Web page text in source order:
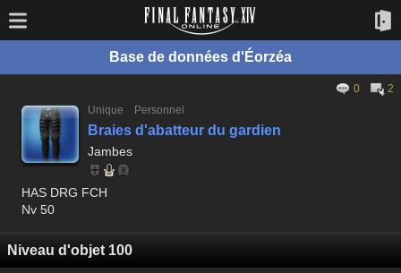
Base de données d'Éorzéa
0
2
Unique
Personnel
Braies d'abatteur du gardien
Jambes
HAS DRG FCH
Nv 50
Niveau d'objet 100